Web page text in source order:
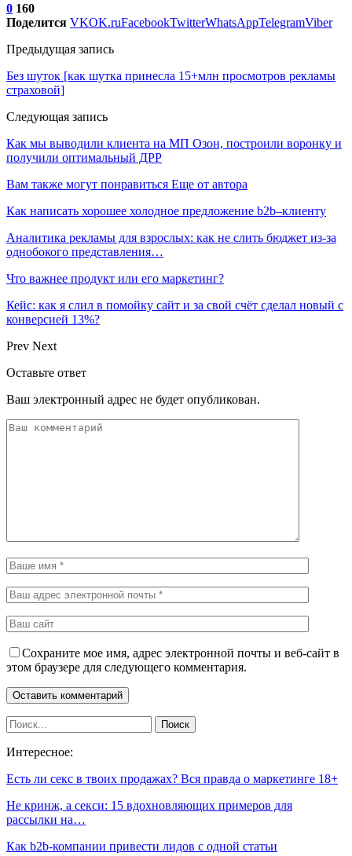
0 160
Поделится VKOK.ruFacebookTwitterWhatsAppTelegramViber
Предыдущая запись
Без шуток [как шутка принесла 15+млн просмотров рекламы
страховой]
Следующая запись
Как мы выводили клиента на МП Озон, построили воронку и
получили оптимальный ДРР
Вам также могут понравиться Еще от автора
Как написать хорошее холодное предложение b2b–клиенту
Аналитика рекламы для взрослых: как не слить бюджет из-за
однобокого представления…
Что важнее продукт или его маркетинг?
Кейс: как я слил в помойку сайт и за свой счёт сделал новый с
конверсией 13%?
Prev Next
Оставьте ответ
Ваш электронный адрес не будет опубликован.
Сохраните мое имя, адрес электронной почты и веб-сайт в
этом браузере для следующего комментария.
Интересное:
Есть ли секс в твоих продажах? Вся правда о маркетинге 18+
Не кринж, а секси: 15 вдохновляющих примеров для
рассылки на…
Как b2b-компании привести лидов с одной статьи